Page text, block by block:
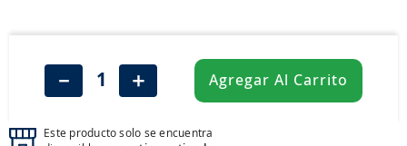
＋
－ Agregar Al Carrito
Este producto solo se encuentra